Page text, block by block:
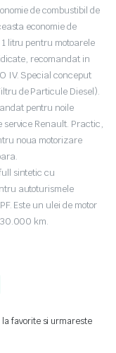
de combustibil de
economie de
litru pentru motoarele
recomandat in
IV. Special conceput
de Particule Diesel).
pentru noile
Renault. Practic,
noua motorizare
sintetic cu
autoturismele
Este un ulei de motor
km.
la favorite si urmareste